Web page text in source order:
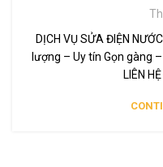
DỊCH VỤ SỬA ĐIỆN
lượng – Uy tín Gọn gàng
LIÊN